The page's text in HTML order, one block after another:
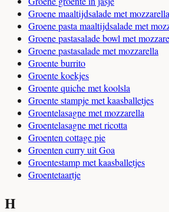
Groene maaltijdsalade met mozzarella
Groene pasta maaltijdsalade met
Groene pastasalade bowl met
Groene pastasalade met mozzarella
Groente burrito
Groente koekjes
Groente quiche met koolsla
Groente stampje met kaasballetjes
Groentelasagne met mozzarella
Groentelasagne met ricotta
Groenten cottage pie
Groenten curry uit Goa
Groentestamp met kaasballetjes
Groentetaartje
H